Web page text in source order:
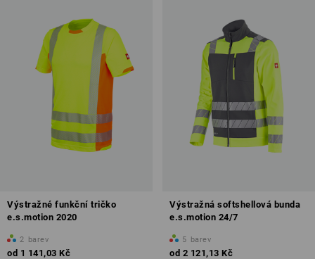
Výstražné funkční tričko
e.s.motion 2020
2 barev
od 1 141,03 Kč
Výstražná softshellová bunda
e.s.motion 24/7
5 barev
od 2 121,13 Kč